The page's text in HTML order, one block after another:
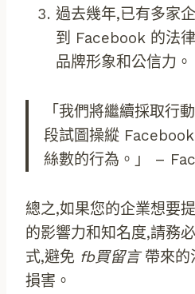
過去幾年,已有多家
到 Facebook 的法
品牌形象和公信力。
「我們將繼續採取行
段試圖操縱
絲數的行為。」 –
總之,如果您的企業想要
的影響力和知名度,請務
式,避免 fb買留言帶來的
損害。